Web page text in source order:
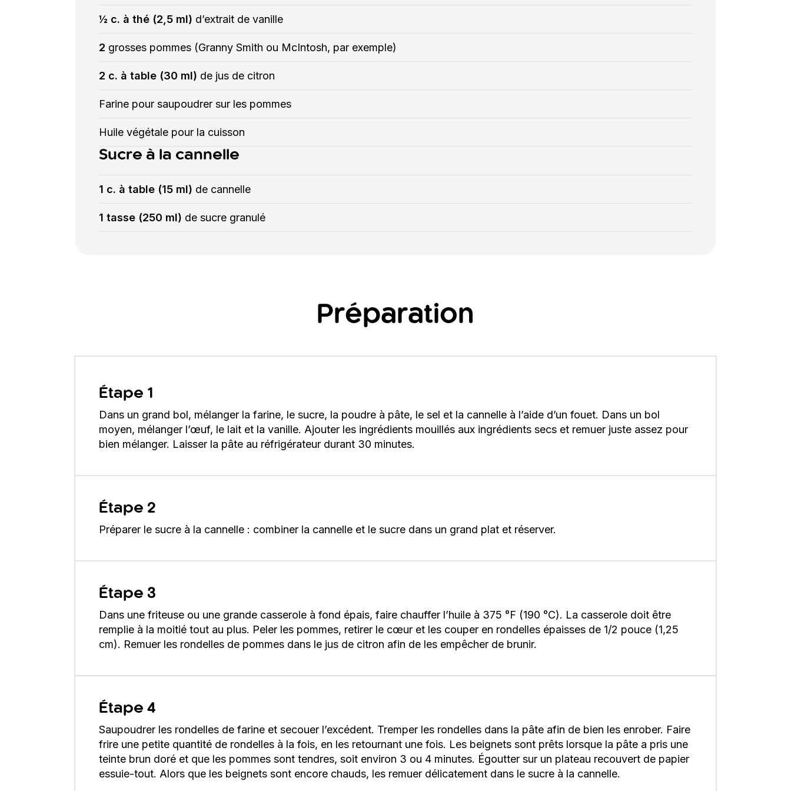
½ c. à thé (2,5 ml) d’extrait de vanille
2 grosses pommes (Granny Smith ou McIntosh, par exemple)
2 c. à table (30 ml) de jus de citron
Farine pour saupoudrer sur les pommes
Huile végétale pour la cuisson
Sucre à la cannelle
1 c. à table (15 ml) de cannelle
1 tasse (250 ml) de sucre granulé
Préparation
Étape 1
Dans un grand bol, mélanger la farine, le sucre, la poudre à pâte, le sel et la cannelle à l’aide d’un fouet. Dans un bol
moyen, mélanger l’œuf, le lait et la vanille. Ajouter les ingrédients mouillés aux ingrédients secs et remuer juste assez pour
bien mélanger. Laisser la pâte au réfrigérateur durant 30 minutes.
Étape 2
Préparer le sucre à la cannelle : combiner la cannelle et le sucre dans un grand plat et réserver.
Étape 3
Dans une friteuse ou une grande casserole à fond épais, faire chauffer l’huile à 375 °F (190 °C). La casserole doit être
remplie à la moitié tout au plus. Peler les pommes, retirer le cœur et les couper en rondelles épaisses de 1/2 pouce (1,25
cm). Remuer les rondelles de pommes dans le jus de citron afin de les empêcher de brunir.
Étape 4
Saupoudrer les rondelles de farine et secouer l’excédent. Tremper les rondelles dans la pâte afin de bien les enrober. Faire
frire une petite quantité de rondelles à la fois, en les retournant une fois. Les beignets sont prêts lorsque la pâte a pris une
teinte brun doré et que les pommes sont tendres, soit environ 3 ou 4 minutes. Égoutter sur un plateau recouvert de papier
essuie-tout. Alors que les beignets sont encore chauds, les remuer délicatement dans le sucre à la cannelle.